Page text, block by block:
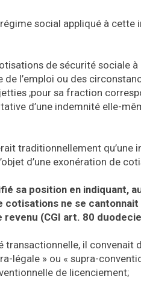
social appliqué à
de sécurité sociale
l’emploi ou des
;pour sa fraction
d’une indemnité elle-
traditionnellement qu’une
d’une exonération de
sa position en indiquant,
ne se
(CGI art. 80
il convenait
légale » ou « supra-
de licenciement;